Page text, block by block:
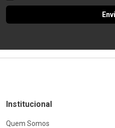
Institucional
Quem Somos